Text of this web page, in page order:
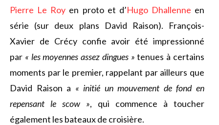
Pierre Le Roy en proto et d’Hugo Dhallenne en
série (sur deux plans David Raison). François-
Xavier de Crécy confie avoir été impressionné
par « les moyennes assez dingues » tenues à certains
moments par le premier, rappelant par ailleurs que
David Raison a « initié un mouvement de fond en
repensant le scow », qui commence à toucher
également les bateaux de croisière.